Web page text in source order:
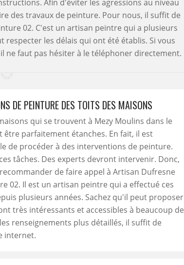
Afin d'éviter les agressions au niveau
des travaux de peinture. Pour nous, il suffit de
02. C'est un artisan peintre qui a plusieurs
les délais qui ont été établis. Si vous
ne faut pas hésiter à le téléphoner directement.
DE PEINTURE DES TOITS DES MAISONS
qui se trouvent à Mezy Moulins dans le
être parfaitement étanches. En fait, il est
de procéder à des interventions de peinture.
tâches. Des experts devront intervenir. Donc,
de faire appel à Artisan Dufresne
02. Il est un artisan peintre qui a effectué ces
plusieurs années. Sachez qu'il peut proposer
très intéressants et accessibles à beaucoup de
renseignements plus détaillés, il suffit de
internet.